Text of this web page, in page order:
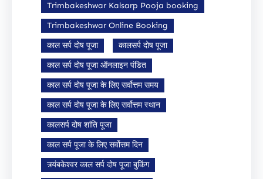
Trimbakeshwar Kalsarp Pooja booking
Trimbakeshwar Online Booking
काल सर्प दोष पूजा
कालसर्प दोष पूजा
काल सर्प दोष पूजा ऑनलाइन पंडित
काल सर्प दोष पूजा के लिए सर्वोत्तम समय
काल सर्प दोष पूजा के लिए सर्वोत्तम स्थान
कालसर्प दोष शांति पूजा
काल सर्प पूजा के लिए सर्वोत्तम दिन
त्र्यंबकेश्वर काल सर्प दोष पूजा बुकिंग